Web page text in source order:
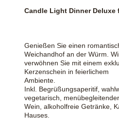
Candle Light Dinner Deluxe
Genießen Sie einen
Weichandhof an der Würm.
verwöhnen Sie mit einem
Kerzenschein in feierlichem
Ambiente.
Inkl. Begrüßungsaperitif,
vegetarisch, menübegleitender
Wein, alkoholfreie Getränke,
Hauses.